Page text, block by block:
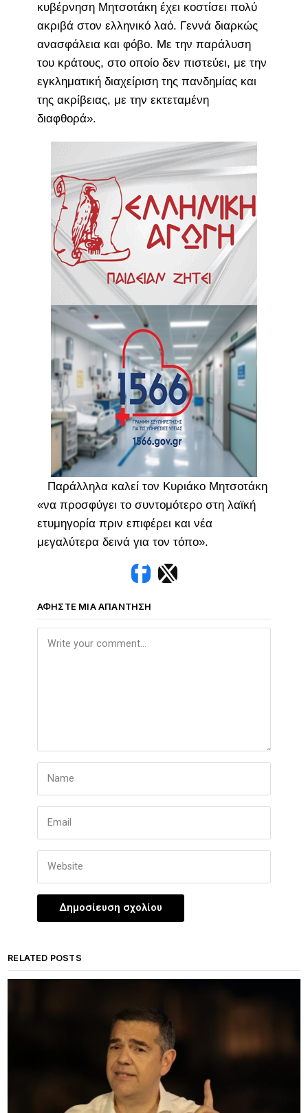
κυβέρνηση Μητσοτάκη έχει κοστίσει πολύ
ακριβά στον ελληνικό λαό. Γεννά διαρκώς
ανασφάλεια και φόβο. Με την παράλυση
του κράτους, στο οποίο δεν πιστεύει, με την
εγκληματική διαχείριση της πανδημίας και
της ακρίβειας, με την εκτεταμένη
διαφθορά».
Παράλληλα καλεί τον Κυριάκο Μητσοτάκη
«να προσφύγει το συντομότερο στη λαϊκή
ετυμηγορία πριν επιφέρει και νέα
μεγαλύτερα δεινά για τον τόπο».
ΑΦΉΣΤΕ ΜΙΑ ΑΠΆΝΤΗΣΗ
RELATED POSTS